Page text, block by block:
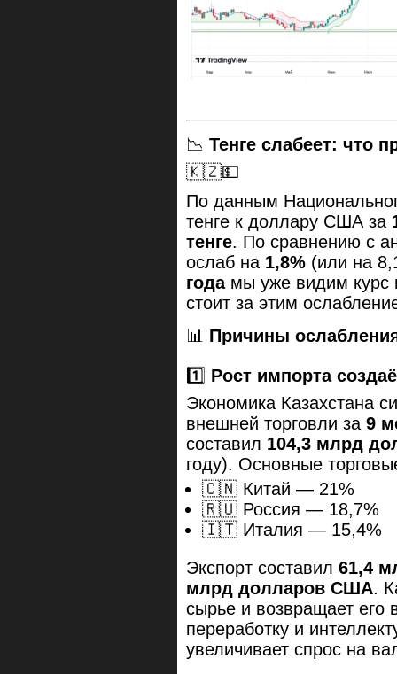
📉 Тенге слабеет: что
🇰🇿💵
По данным
тенге к доллару США за
тенге. По сравнению с
ослаб на 1,8% (или на
годамы уже видим курс
стоит за этим
📊 Причины
1️⃣ Рост импорта
Экономика Казахстана
внешней торговли за 9
составил 104,3 млрд
году). Основные
🇨🇳 Китай — 21%
🇷🇺 Россия — 18,7%
🇮🇹 Италия — 15,4%
Экспорт составил 61,4
млрд долларов США.
сырье и возвращает его
переработку и
увеличивает спрос на